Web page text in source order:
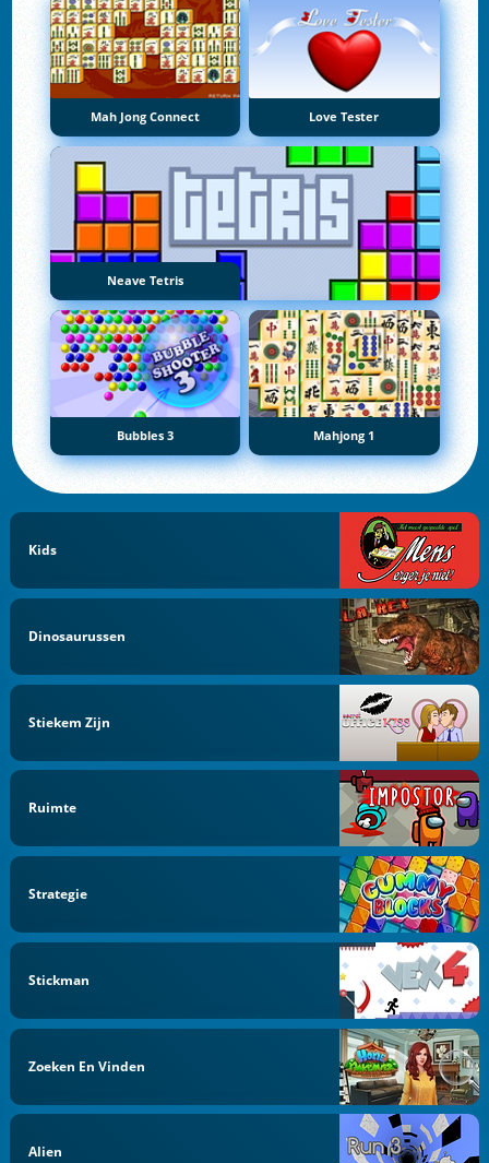
Mah Jong Connect Love Tester
Neave Tetris
Bubbles 3 Mahjong 1
Kids
Dinosaurussen
Stiekem Zijn
Ruimte
Strategie
Stickman
Zoeken En Vinden
Alien